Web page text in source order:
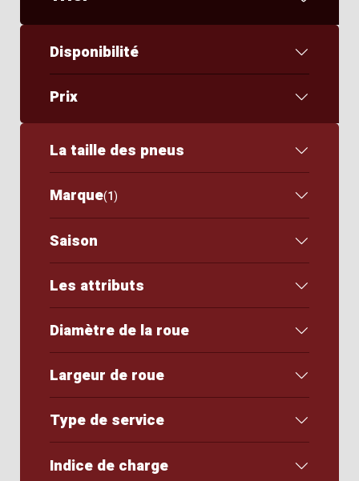
Disponibilité
Prix
La taille des pneus
Marque(1)
Saison
Les attributs
Diamètre de la roue
Largeur de roue
Type de service
Indice de charge